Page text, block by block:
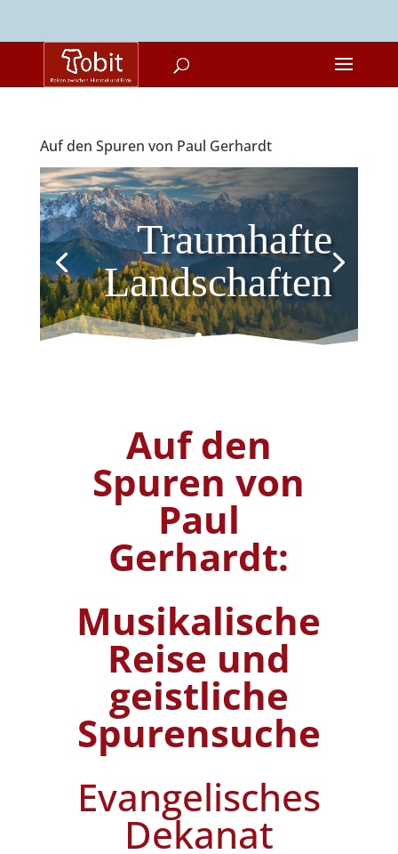
Auf den Spuren von Paul Gerhardt
Traumhafte
Landschaften
Auf den
Spuren von
Paul
Gerhardt:
Musikalische
Reise und
geistliche
Spurensuche
Evangelisches
Dekanat